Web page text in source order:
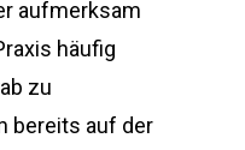
aufmerksam
häufig
zu
bereits auf der